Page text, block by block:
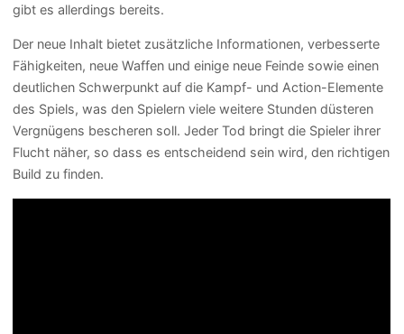
gibt es allerdings bereits.
Der neue Inhalt bietet zusätzliche Informationen, verbesserte
Fähigkeiten, neue Waffen und einige neue Feinde sowie einen
deutlichen Schwerpunkt auf die Kampf- und Action-Elemente
des Spiels, was den Spielern viele weitere Stunden düsteren
Vergnügens bescheren soll. Jeder Tod bringt die Spieler ihrer
Flucht näher, so dass es entscheidend sein wird, den richtigen
Build zu finden.